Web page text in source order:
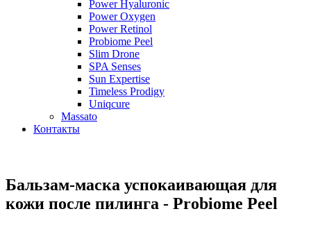
Power Hyaluronic
Power Oxygen
Power Retinol
Probiome Peel
Slim Drone
SPA Senses
Sun Expertise
Timeless Prodigy
Uniqcure
Massato
Контакты
Бальзам-маска успокаивающая для
кожи после пилинга - Probiome Peel